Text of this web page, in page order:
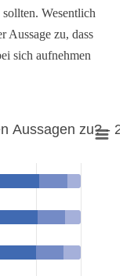
Wesentlich
Aussage zu, dass
sich aufnehmen
den Aussagen zu? -
Aussagen zu? -